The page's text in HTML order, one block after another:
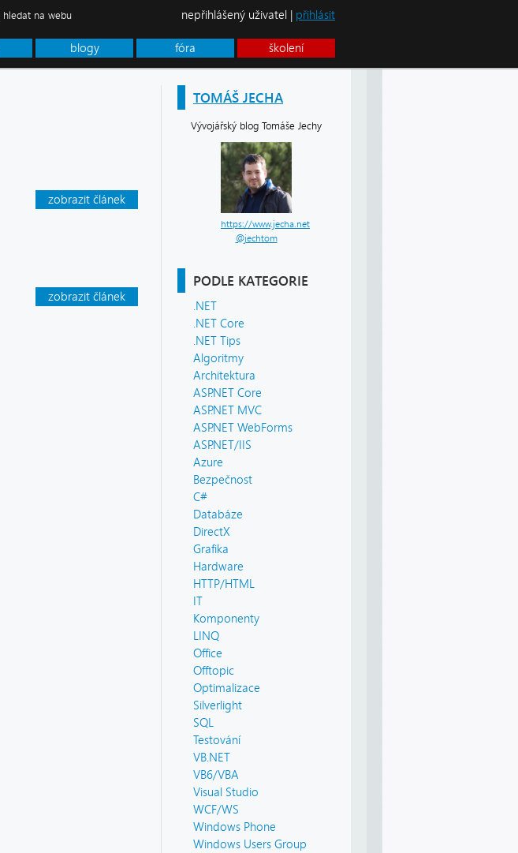
blogy fóra školení
hledat na webu nepřihlášený uživatel | přihlásit
TOMÁŠ JECHA
Vývojářský blog Tomáše Jechy
https://www.jecha.net
@jechtom
PODLE KATEGORIE
.NET
.NET Core
.NET Tips
Algoritmy
Architektura
ASP.NET Core
ASP.NET MVC
ASP.NET WebForms
ASP.NET/IIS
Azure
Bezpečnost
C#
Databáze
DirectX
Grafika
Hardware
HTTP/HTML
IT
Komponenty
LINQ
Office
Offtopic
Optimalizace
Silverlight
SQL
Testování
VB.NET
VB6/VBA
Visual Studio
WCF/WS
Windows Phone
Windows Users Group
zobrazit článek
zobrazit článek